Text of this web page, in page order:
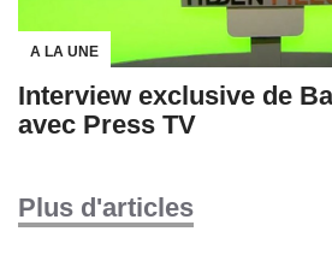
A LA UNE
Interview exclusive de
avec Press TV
Plus d'articles